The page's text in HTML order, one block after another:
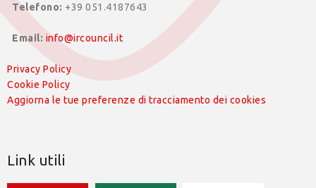
Telefono: +39 051.4187643
Email: info@ircouncil.it
Privacy Policy
Cookie Policy
Aggiorna le tue preferenze di tracciamento dei cookies
Link utili